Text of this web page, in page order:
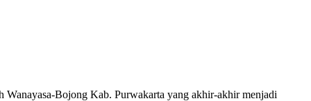
Bojong Kab. Purwakarta yang akhir-akhir menjadi